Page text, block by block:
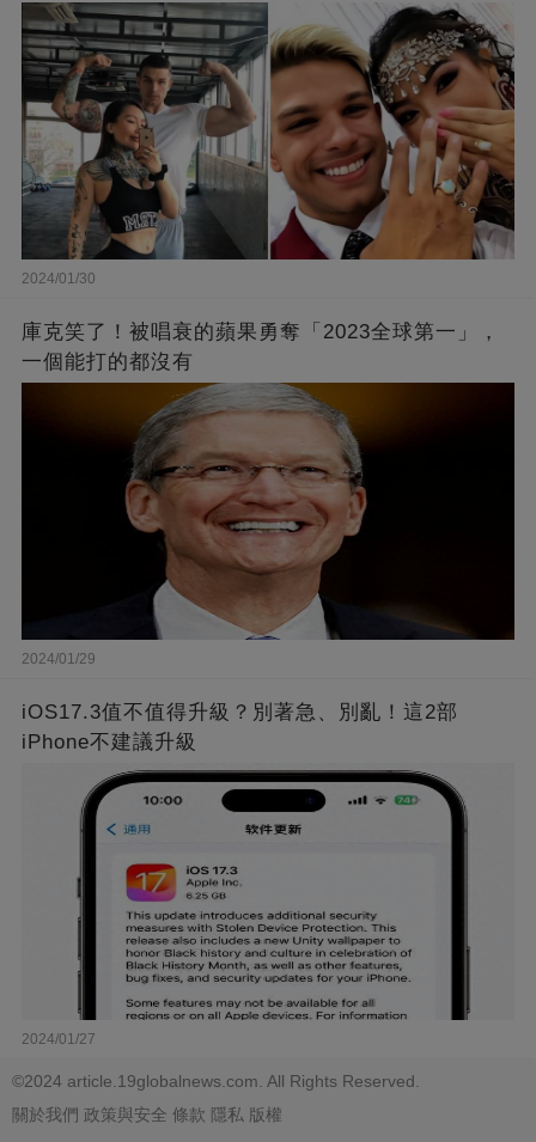
2024/01/30
庫克笑了！被唱衰的蘋果勇奪「2023全球第一」，
一個能打的都沒有
2024/01/29
iOS17.3值不值得升級？別著急、別亂！這2部
iPhone不建議升級
2024/01/27
©2024 article.19globalnews.com. All Rights Reserved.
關於我們 政策與安全 條款 隱私 版權